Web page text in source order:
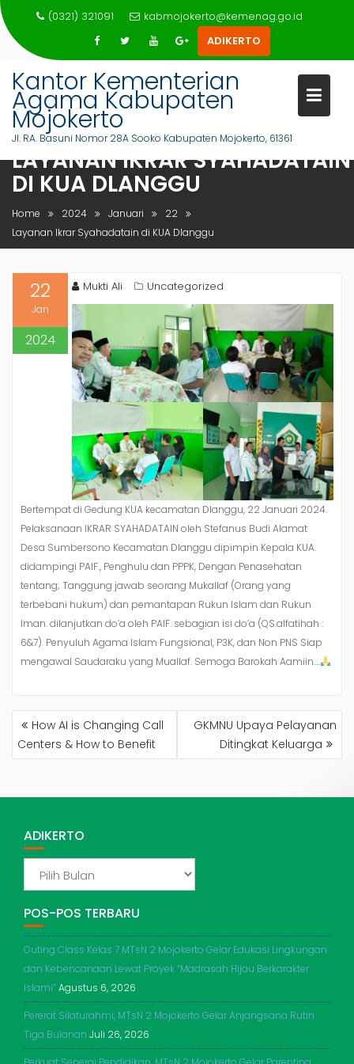
Skip
to
content
(0321) 321091
kabmojokerto@kemenag.go.id
ADIKERTO
Kantor Kementerian
Agama Kabupaten
Mojokerto
Jl. RA. Basuni Nomor 28A Sooko Kabupaten Mojokerto, 61361
LAYANAN IKRAR SYAHADATAIN
DI KUA DLANGGU
Home 2024 Januari
22
Layanan Ikrar Syahadatain di KUA Dlanggu
22
Jan
2024
Mukti Ali Uncategorized
Bertempat di Gedung KUA kecamatan Dlanggu, 22 Januari 2024.
Pelaksanaan IKRAR SYAHADATAIN oleh Stefanus Budi Alamat
Desa Sumbersono Kecamatan Dlanggu dipimpin Kepala KUA.
didampingi PAIF., Penghulu dan PPPK, Dengan Penasehatan
tentang; Tanggung jawab seorang Mukallaf (Orang yang
terbebani hukum) dan pemantapan Rukun Islam dan Rukun
Iman. dilanjutkan do’a oleh PAIF. sebagian isi do’a (QS.alfatihah :
6&7). Penyuluh Agama Islam Fungsional, P3K, dan Non PNS Siap
mengawal Saudaraku yang Muallaf. Semoga Barokah Aamiin….
NAVIGASI
POSHow AI is Changing Call
Centers & How to Benefit
GKMNU Upaya Pelayanan
Ditingkat Keluarga
ADIKERTO
POS-POS TERBARU
Outing Class Kelas 7 MTsN 2 Mojokerto Gelar Edukasi Lingkungan
dan Kebencanaan Lewat Proyek “Madrasah Hijau Berkarakter
Islami”Agustus 6, 2026
Pererat Silaturahmi, MTsN 2 Mojokerto Gelar Anjangsana Rutin
Tiga Bulanan Juli 26, 2026